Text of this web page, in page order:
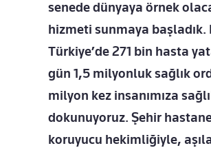
senede dünyaya örnek
hizmeti sunmaya başladık.
Türkiye’de 271 bin hasta
gün 1,5 milyonluk sağlık
milyon kez insanımıza
dokunuyoruz. Şehir
koruyucu hekimliğiyle,